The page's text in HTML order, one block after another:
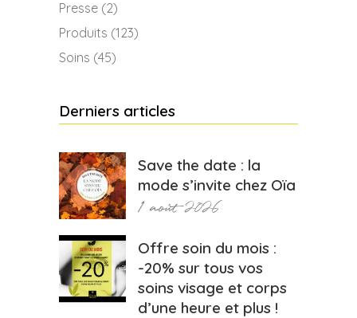
Presse (2)
Produits (123)
Soins (45)
Derniers articles
Save the date : la
mode s’invite chez Oïa
1 août 2026
Offre soin du mois :
-20% sur tous vos
soins visage et corps
d’une heure et plus !